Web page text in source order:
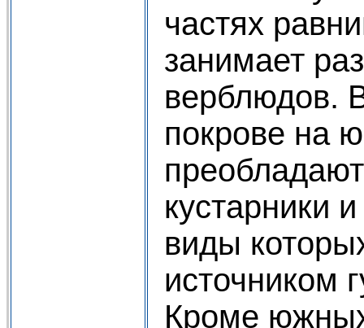
частях
занимает
верблюдов.
покрове на
кустарники
виды
источником
Кроме